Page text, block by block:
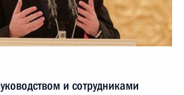
и сотрудниками